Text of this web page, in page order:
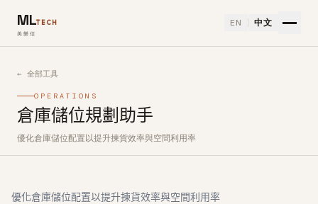
MLTECH
美樂信
EN 中文
← 全部工具
OPERATIONS
倉庫儲位規劃助手
如何使用倉庫儲位規劃助手免費 AI 工具
優化倉庫儲位配置以提升揀貨效率與空間利用率
優化倉庫儲位配置以提升揀貨效率與空間利用率